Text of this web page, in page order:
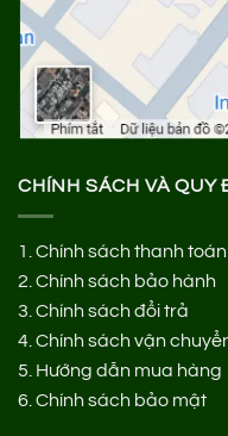
CHÍNH SÁCH VÀ QUY
1. Chính sách thanh toán
2. Chính sách bảo hành
3. Chính sách đổi trả
4. Chính sách vận
5. Hướng dẫn mua hàng
6. Chính sách bảo mật